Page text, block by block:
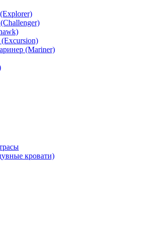
(Mariner)
кровати)